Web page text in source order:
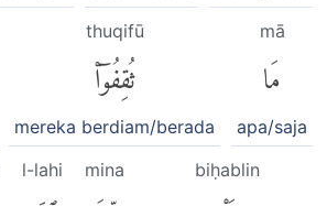
mā
مَا
apa/saja
thuqifū
ثُقِفُوٓا۟
mereka berdiam/berada
biḥablin
mina
l-lahi